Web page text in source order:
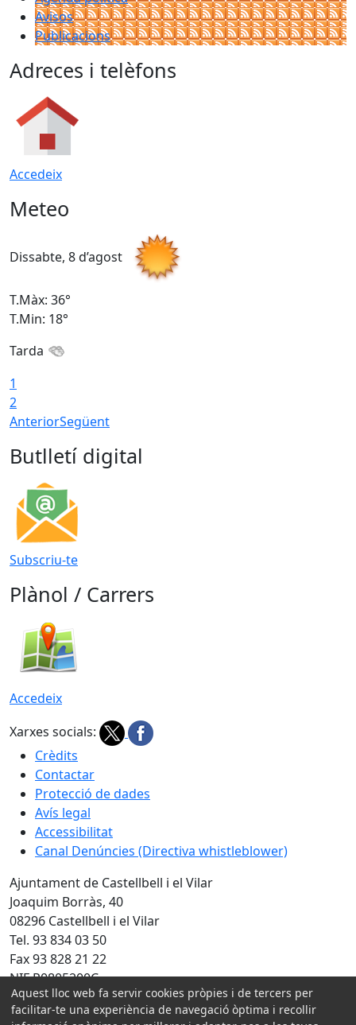
Avisos
Publicacions
Adreces i telèfons
Accedeix
Meteo
Dissabte, 8 d’agost
T.Màx: 36°
T.Min: 18°
Tarda
1
2
AnteriorSegüent
Butlletí digital
Subscriu-te
Plànol / Carrers
Accedeix
Xarxes socials:
Crèdits
Contactar
Protecció de dades
Avís legal
Accessibilitat
Canal Denúncies (Directiva whistleblower)
Ajuntament de Castellbell i el Vilar
Joaquim Borràs, 40
08296 Castellbell i el Vilar
Tel. 93 834 03 50
Fax 93 828 21 22
NIF P0805200C
Amb la col·laboració de:
Aquest lloc web fa servir cookies pròpies i de tercers per
facilitar-te una experiència de navegació òptima i recollir